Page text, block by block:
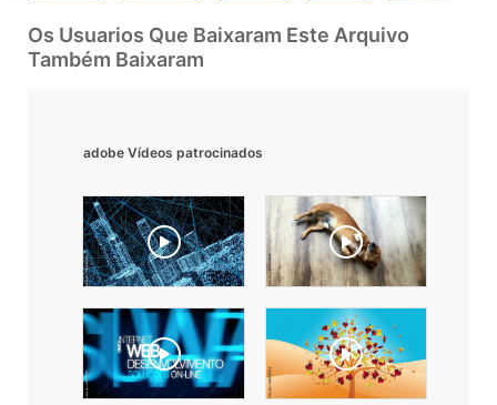
Os Usuarios Que Baixaram Este Arquivo
Também Baixaram
adobe Vídeos patrocinados